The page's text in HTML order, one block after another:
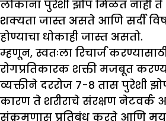
लोकांना पुरेशी झोप मिळत नाही ते
शक्यता जास्त असते आणि सर्दी
होण्याचा धोकाही जास्त असतो.
म्हणून, स्वतःला रिचार्ज
रोगप्रतिकारक शक्ती मजबूत
व्यक्तीने दररोज 7-8 तास पुरेशी
कारण ते शरीराचे संरक्षण नेटवर्क
संक्रमणास प्रतिबंध करते आणि